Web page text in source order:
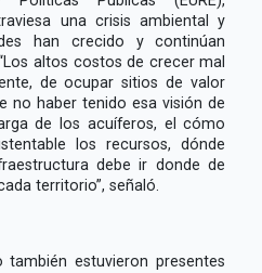
una crisis ambiental y
han crecido y continúan
altos costos de crecer mal
de ocupar sitios de valor
no haber tenido esa visión de
de los acuíferos, el cómo
los recursos, dónde
debe ir donde de
territorio”, señaló.
estuvieron presentes